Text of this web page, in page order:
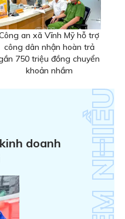
an xã Vĩnh Mỹ hỗ trợ
công dân nhận hoàn trả
750 triệu đồng chuyển
khoản nhầm
doanh